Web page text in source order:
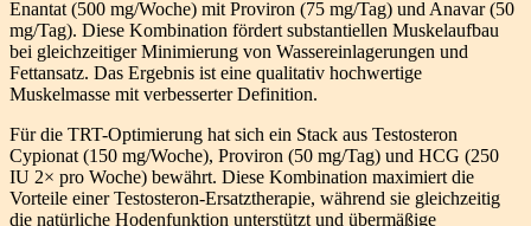
Enantat (500 mg/Woche) mit Proviron (75 mg/Tag) und Anavar (50
mg/Tag). Diese Kombination fördert substantiellen Muskelaufbau
bei gleichzeitiger Minimierung von Wassereinlagerungen und
Fettansatz. Das Ergebnis ist eine qualitativ hochwertige
Muskelmasse mit verbesserter Definition.
Für die TRT-Optimierung hat sich ein Stack aus Testosteron
Cypionat (150 mg/Woche), Proviron (50 mg/Tag) und HCG (250
IU 2× pro Woche) bewährt. Diese Kombination maximiert die
Vorteile einer Testosteron-Ersatztherapie, während sie gleichzeitig
die natürliche Hodenfunktion unterstützt und übermäßige